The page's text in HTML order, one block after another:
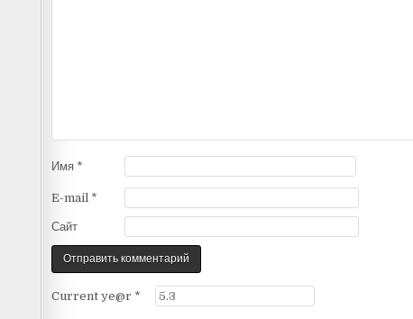
Имя *
E-mail *
Сайт
Current ye@r *